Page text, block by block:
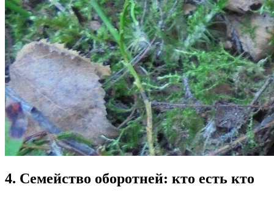
4. Семейство оборотней: кто есть кто